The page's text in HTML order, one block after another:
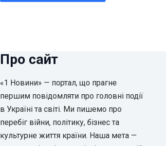
Про сайт
«1 Новини» — портал, що прагне
першим повідомляти про головні події
в Україні та світі. Ми пишемо про
перебіг війни, політику, бізнес та
культурне життя країни. Наша мета —